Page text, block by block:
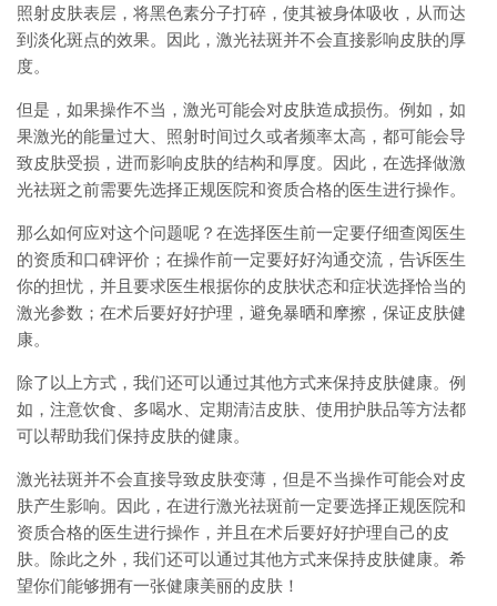
照射皮肤表层，将黑色素分子打碎，使其被身体吸收，从而达
到淡化斑点的效果。因此，激光祛斑并不会直接影响皮肤的厚
度。
但是，如果操作不当，激光可能会对皮肤造成损伤。例如，如
果激光的能量过大、照射时间过久或者频率太高，都可能会导
致皮肤受损，进而影响皮肤的结构和厚度。因此，在选择做激
光祛斑之前需要先选择正规医院和资质合格的医生进行操作。
那么如何应对这个问题呢？在选择医生前一定要仔细查阅医生
的资质和口碑评价；在操作前一定要好好沟通交流，告诉医生
你的担忧，并且要求医生根据你的皮肤状态和症状选择恰当的
激光参数；在术后要好好护理，避免暴晒和摩擦，保证皮肤健
康。
除了以上方式，我们还可以通过其他方式来保持皮肤健康。例
如，注意饮食、多喝水、定期清洁皮肤、使用护肤品等方法都
可以帮助我们保持皮肤的健康。
激光祛斑并不会直接导致皮肤变薄，但是不当操作可能会对皮
肤产生影响。因此，在进行激光祛斑前一定要选择正规医院和
资质合格的医生进行操作，并且在术后要好好护理自己的皮
肤。除此之外，我们还可以通过其他方式来保持皮肤健康。希
望你们能够拥有一张健康美丽的皮肤！